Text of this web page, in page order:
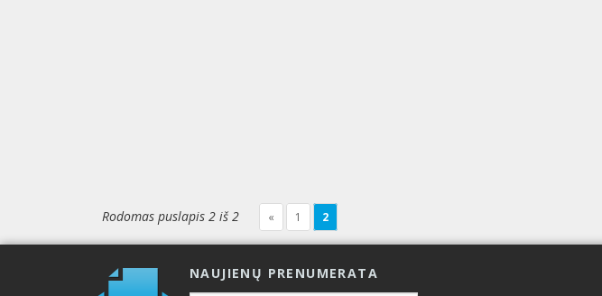
Rodomas puslapis 2 iš 2 « 1 2
NAUJIENŲ PRENUMERATA